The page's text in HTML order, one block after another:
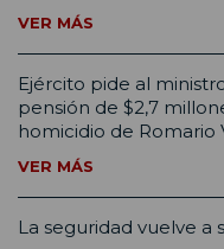
VER MÁS
Ejército pide al
pensión de $2,7
homicidio de Romario
VER MÁS
La seguridad vuelve a